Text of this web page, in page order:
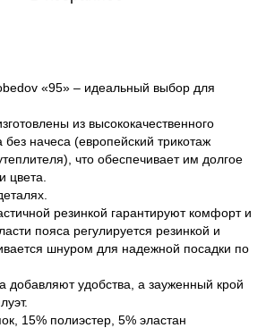
«95» – идеальный выбор для
из высококачественного
без начеса (европейский трикотаж
что обеспечивает им долгое
цвета.
резинкой гарантируют комфорт и
пояса регулируется резинкой и
шнуром для надежной посадки по
добавляют удобства, а зауженный крой
15% полиэстер, 5% эластан